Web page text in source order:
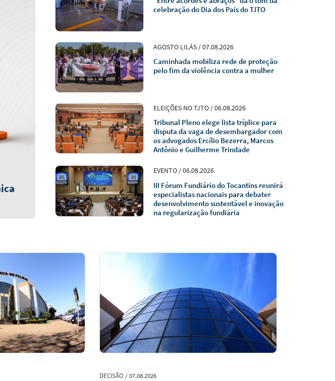
celebração do Dia dos Pais do TJTO
AGOSTO LILÁS / 07.08.2026
Caminhada mobiliza rede de proteção
pelo fim da violência contra a mulher
ELEIÇÕES NO TJTO / 06.08.2026
Tribunal Pleno elege lista tríplice para
disputa da vaga de desembargador com
os advogados Ercílio Bezerra, Marcos
Antônio e Guilherme Trindade
EVENTO / 06.08.2026
III Fórum Fundiário do Tocantins reunirá
especialistas nacionais para debater
desenvolvimento sustentável e inovação
na regularização fundiária
DECISÃO / 07.08.2026